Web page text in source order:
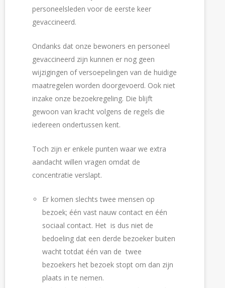
personeelsleden voor de eerste keer
gevaccineerd.
Ondanks dat onze bewoners en personeel
gevaccineerd zijn kunnen er nog geen
wijzigingen of versoepelingen van de huidige
maatregelen worden doorgevoerd. Ook niet
inzake onze bezoekregeling. Die blijft
gewoon van kracht volgens de regels die
iedereen ondertussen kent.
Toch zijn er enkele punten waar we extra
aandacht willen vragen omdat de
concentratie verslapt.
Er komen slechts twee mensen op
bezoek; één vast nauw contact en één
sociaal contact. Het  is dus niet de
bedoeling dat een derde bezoeker buiten
wacht totdat één van de  twee
bezoekers het bezoek stopt om dan zijn
plaats in te nemen.